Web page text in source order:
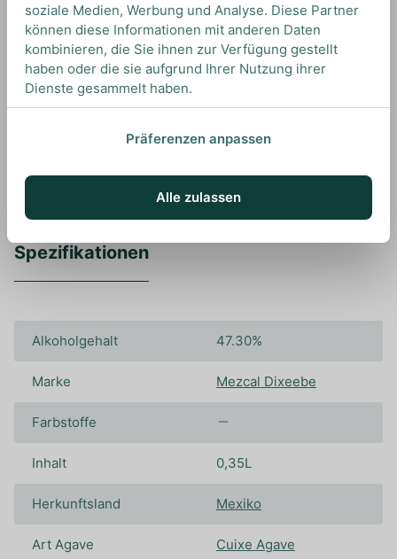
HOW TO DRINK
Wir empfehlen diesen Mezcal pur zu genießen,
um all seine Aromen wahrnehmen zu können.
Spezifikationen
Alkoholgehalt 47.30%
Marke Mezcal Dixeebe
Farbstoffe
Inhalt 0,35L
Herkunftsland Mexiko
Art Agave Cuixe Agave
soziale Medien, Werbung und Analyse. Diese Partner
können diese Informationen mit anderen Daten
kombinieren, die Sie ihnen zur Verfügung gestellt
haben oder die sie aufgrund Ihrer Nutzung ihrer
Dienste gesammelt haben.
Präferenzen anpassen
Alle zulassen